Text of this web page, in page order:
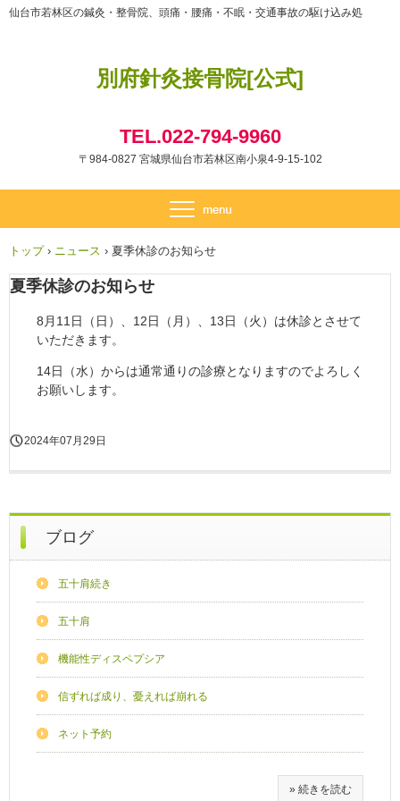
別府針灸接骨院[公式]
仙台市若林区の鍼灸・整骨院、頭痛・腰痛・不眠・交通事故の駆け込み処
TEL.022-794-9960
〒984-0827 宮城県仙台市若林区南小泉4-9-15-102
トップ › ニュース › 夏季休診のお知らせ
夏季休診のお知らせ
8月11日（日）、12日（月）、13日（火）は休診とさせて
いただきます。
14日（水）からは通常通りの診療となりますのでよろしく
お願いします。
2024年07月29日
ブログ
五十肩続き
五十肩
機能性ディスペプシア
信ずれば成り、憂えれば崩れる
ネット予約
» 続きを読む